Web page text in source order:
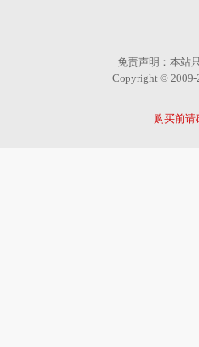
免责声明：本站
Copyright ©
购买前